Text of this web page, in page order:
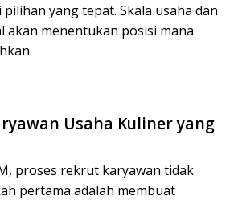
yang tepat. Skala usaha dan
akan menentukan posisi mana
Usaha Kuliner yang
proses rekrut karyawan tidak
pertama adalah membuat